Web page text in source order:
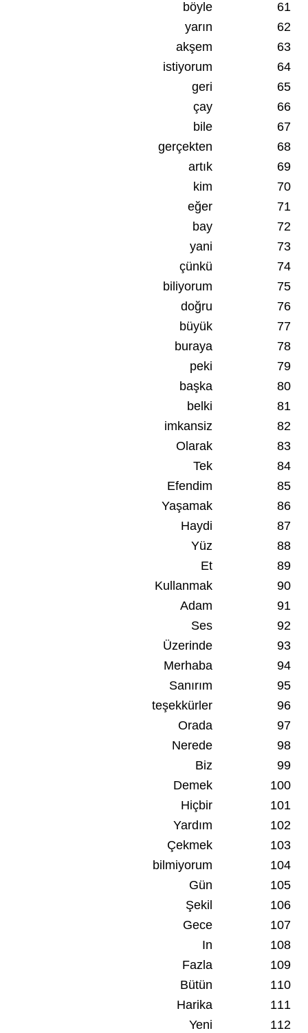
61
böyle
62
yarın
63
akşem
64
istiyorum
65
geri
66
çay
67
bile
68
gerçekten
69
artık
70
kim
71
eğer
72
bay
73
yani
74
çünkü
75
biliyorum
76
doğru
77
büyük
78
buraya
79
peki
80
başka
81
belki
82
imkansiz
83
Olarak
84
Tek
85
Efendim
86
Yaşamak
87
Haydi
88
Yüz
89
Et
90
Kullanmak
91
Adam
92
Ses
93
Üzerinde
94
Merhaba
95
Sanırım
96
teşekkürler
97
Orada
98
Nerede
99
Biz
100
Demek
101
Hiçbir
102
Yardım
103
Çekmek
104
bilmiyorum
105
Gün
106
Şekil
107
Gece
108
In
109
Fazla
110
Bütün
111
Harika
112
Yeni